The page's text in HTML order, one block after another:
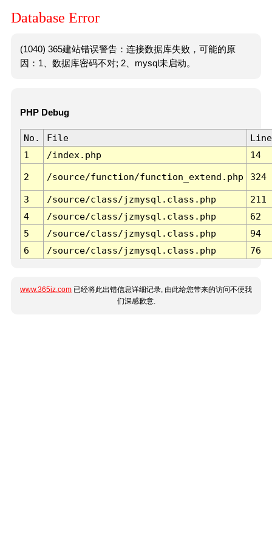
Database Error
(1040) 365建站错误警告：连接数据库失败，可能的原
因：1、数据库密码不对; 2、mysql未启动。
PHP Debug
No. File
Line
1
/index.php 14
2 /source/function/function_extend.php 324
3 /source/class/jzmysql.class.php
211
4
/source/class/jzmysql.class.php
62
5
/source/class/jzmysql.class.php
94
6
/source/class/jzmysql.class.php 76
www.365jz.com 已经将此出错信息详细记录, 由此给您带来的访问不便我
们深感歉意.